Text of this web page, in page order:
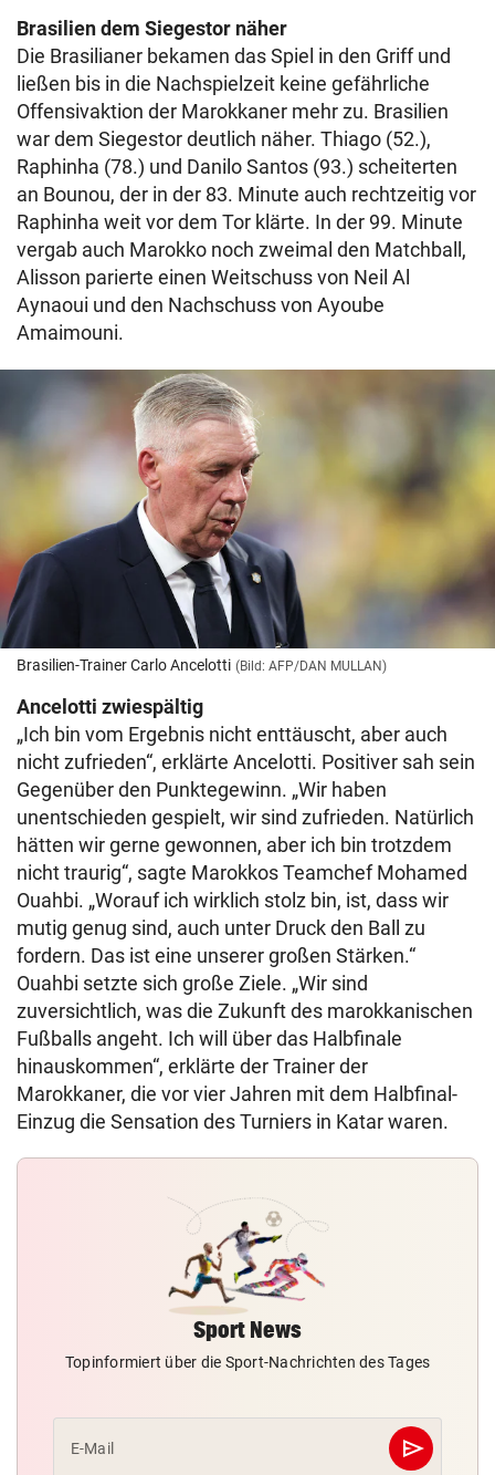
Brasilien dem Siegestor näher
Die Brasilianer bekamen das Spiel in den Griff und
ließen bis in die Nachspielzeit keine gefährliche
Offensivaktion der Marokkaner mehr zu. Brasilien
war dem Siegestor deutlich näher. Thiago (52.),
Raphinha (78.) und Danilo Santos (93.) scheiterten
an Bounou, der in der 83. Minute auch rechtzeitig vor
Raphinha weit vor dem Tor klärte. In der 99. Minute
vergab auch Marokko noch zweimal den Matchball,
Alisson parierte einen Weitschuss von Neil Al
Aynaoui und den Nachschuss von Ayoube
Amaimouni.
Brasilien-Trainer Carlo Ancelotti (Bild: AFP/DAN MULLAN)
Ancelotti zwiespältig
„Ich bin vom Ergebnis nicht enttäuscht, aber auch
nicht zufrieden“, erklärte Ancelotti. Positiver sah sein
Gegenüber den Punktegewinn. „Wir haben
unentschieden gespielt, wir sind zufrieden. Natürlich
hätten wir gerne gewonnen, aber ich bin trotzdem
nicht traurig“, sagte Marokkos Teamchef Mohamed
Ouahbi. „Worauf ich wirklich stolz bin, ist, dass wir
mutig genug sind, auch unter Druck den Ball zu
fordern. Das ist eine unserer großen Stärken.“
Ouahbi setzte sich große Ziele. „Wir sind
zuversichtlich, was die Zukunft des marokkanischen
Fußballs angeht. Ich will über das Halbfinale
hinauskommen“, erklärte der Trainer der
Marokkaner, die vor vier Jahren mit dem Halbfinal-
Einzug die Sensation des Turniers in Katar waren.
Sport News
Topinformiert über die Sport-Nachrichten des Tages
E-Mail send
Abschicken